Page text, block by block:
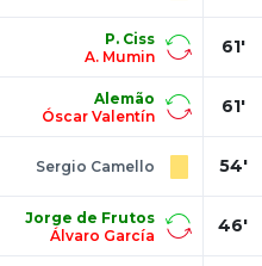
61'
P. Ciss
A. Mumin
61'
Alemão
Óscar Valentín
54'
Sergio Camello
46'
Jorge de Frutos
Álvaro García